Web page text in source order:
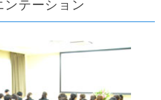
ンテーション